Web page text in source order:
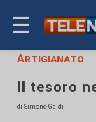
☰
Artigianato
Il tesoro
di Simone Galdi